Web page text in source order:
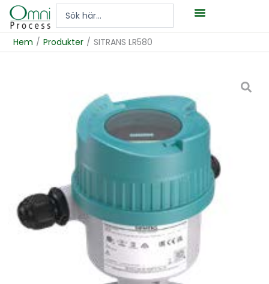
Hoppa
Search
Hem / Produkter / SITRANS LR580